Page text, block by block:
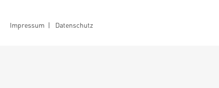
Impressum | Datenschutz